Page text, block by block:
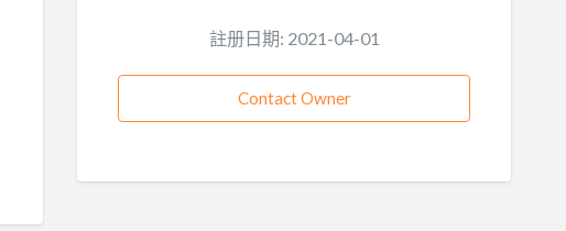
註册日期: 2021-04-01
Contact Owner